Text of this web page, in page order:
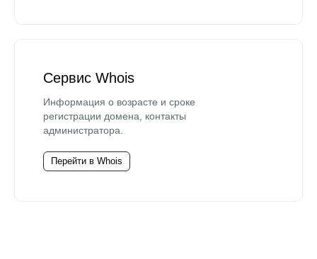
Сервис Whois
Информация о возрасте и сроке
регистрации домена, контакты
администратора.
Перейти в Whois